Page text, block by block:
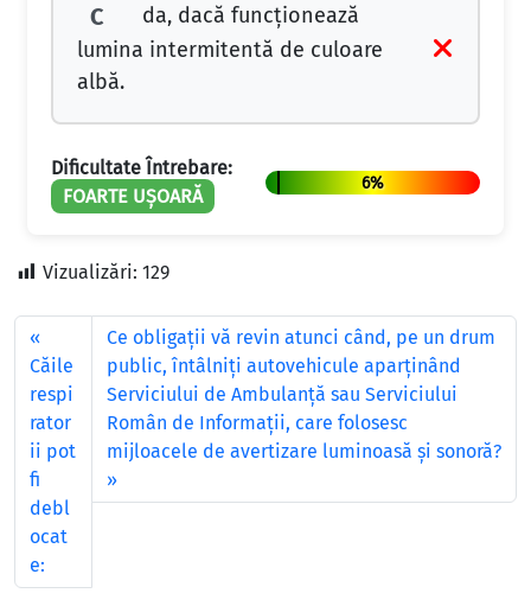
C
da, dacă funcționează
lumina intermitentă de culoare
albă.
Dificultate Întrebare:
FOARTE UȘOARĂ
6%
Vizualizări: 129
Căile
respi
rator
ii pot
fi
debl
ocat
e:
Ce obligaţii vă revin atunci când, pe un drum
public, întâlniţi autovehicule aparţinând
Serviciului de Ambulanţă sau Serviciului
Român de Informaţii, care folosesc
mijloacele de avertizare luminoasă şi sonoră?